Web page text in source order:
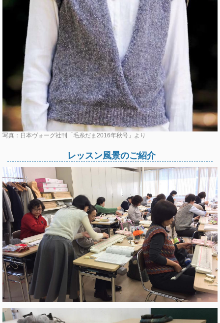
写真：日本ヴォーグ社刊「毛糸だま2016年秋号」より
レッスン風景のご紹介